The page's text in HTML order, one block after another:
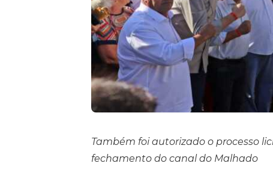
Também foi autorizado o processo
fechamento do canal do Malhado